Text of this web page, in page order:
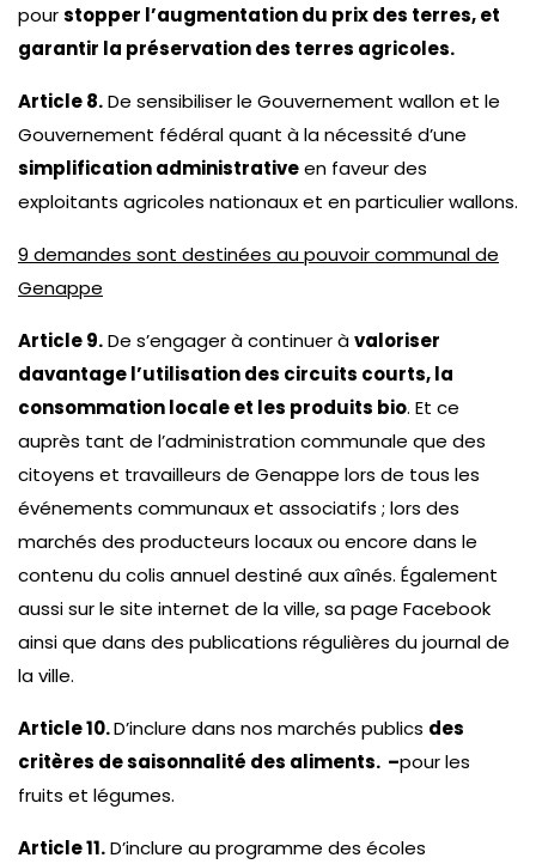
pourstopper l’augmentation du prix des terres, et
garantir la préservation des terres agricoles.
Article 8.De sensibiliser le Gouvernement wallon et le
Gouvernement fédéral quant à la nécessité d’une
simplification administrativeen faveur des
exploitants agricoles nationaux et en particulier wallons.
9 demandes sont destinées au pouvoir communal de
Genappe
Article 9.De s’engager à continuer àvaloriser
davantage l’utilisation des circuits courts, la
consommation locale et les produits bio. Et ce
auprès tant de l’administration communale que des
citoyens et travailleurs de Genappe lors de tous les
événements communaux et associatifs ; lors des
marchés des producteurs locaux ou encore dans le
contenu du colis annuel destiné aux aînés. Également
aussi sur le site internet de la ville, sa page Facebook
ainsi que dans des publications régulières du journal de
la ville.
Article 10.D’inclure dans nos marchés publics des
critères de saisonnalité des aliments. –pour les
fruits et légumes.
Article 11.D’inclure au programme des écoles